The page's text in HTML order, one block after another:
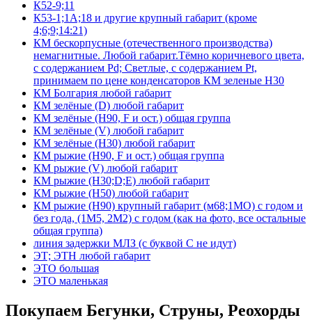
К52-9;11
К53-1;1А;18 и другие крупный габарит (кроме
4;6;9;14:21)
КМ бескорпусные (отечественного производства)
немагнитные. Любой габарит.Тёмно коричневого цвета,
с содержанием Pd; Светлые, с содержанием Pt,
принимаем по цене конденсаторов КМ зеленые Н30
КМ Болгария любой габарит
КМ зелёные (D) любой габарит
КМ зелёные (H90, F и ост.) общая группа
КМ зелёные (V) любой габарит
КМ зелёные (Н30) любой габарит
КМ рыжие (H90, F и ост.) общая группа
КМ рыжие (V) любой габарит
КМ рыжие (Н30;D;E) любой габарит
КМ рыжие (Н50) любой габарит
КМ рыжие (Н90) крупный габарит (м68;1МО) с годом и
без года, (1М5, 2М2) с годом (как на фото, все остальные
общая группа)
линия задержки МЛЗ (с буквой С не идут)
ЭТ; ЭТН любой габарит
ЭТО большая
ЭТО маленькая
Покупаем Бегунки, Струны, Реохорды